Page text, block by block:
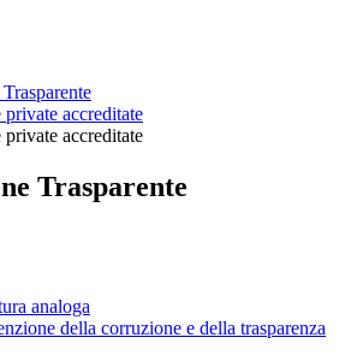
accreditate
accreditate
Trasparente
analoga
della corruzione e della trasparenza